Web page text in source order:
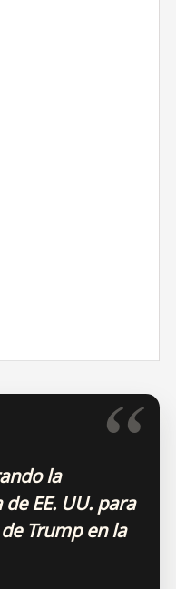
la
EE. UU. para
Trump en la